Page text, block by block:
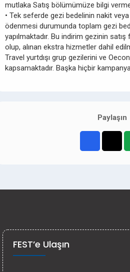
mutlaka Satış bölümümüze bilgi
• Tek seferde gezi bedelinin nakit
ödenmesi durumunda toplam gezi
yapılmaktadır. Bu indirim gezinin
olup, alınan ekstra hizmetler dahil
Travel yurtdışı grup gezilerini ve
kapsamaktadır. Başka hiçbir
Paylaşın
FEST’e Ulaşın